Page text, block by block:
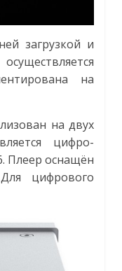
загрузкой и
на
на двух
цифро-
Плеер оснащён
цифрового